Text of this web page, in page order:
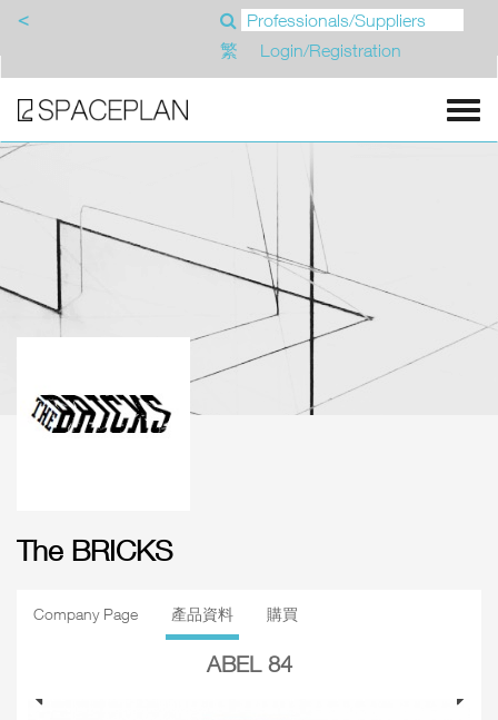
<
繁
Login/Registration
The BRICKS
Company Page 產品資料 購買
ABEL 84